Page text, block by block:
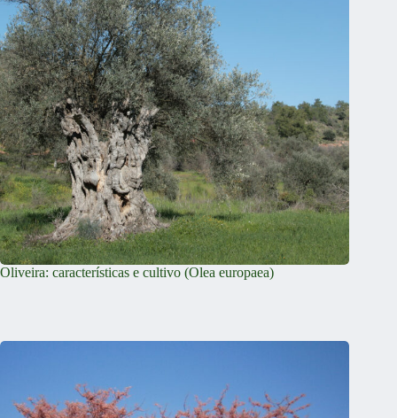
Oliveira: características e cultivo (Olea europaea)